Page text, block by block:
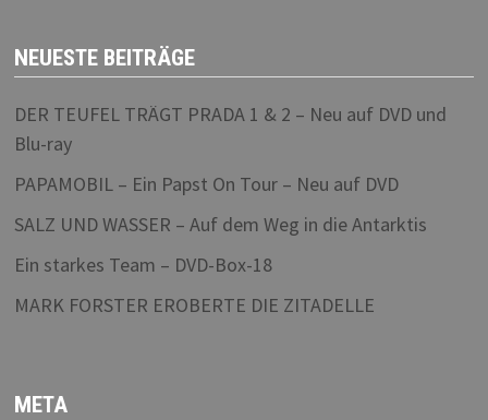
NEUESTE BEITRÄGE
DER TEUFEL TRÄGT PRADA 1 & 2 – Neu auf DVD und
Blu-ray
PAPAMOBIL – Ein Papst On Tour – Neu auf DVD
SALZ UND WASSER – Auf dem Weg in die Antarktis
Ein starkes Team – DVD-Box-18
MARK FORSTER EROBERTE DIE ZITADELLE
META